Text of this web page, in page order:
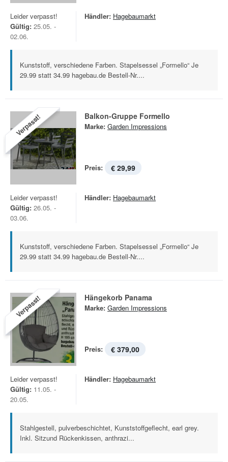
Leider verpasst!
Gültig: 25.05. -
02.06.
Händler: Hagebaumarkt
Kunststoff, verschiedene Farben. Stapelsessel „Formello“ Je
29.99 statt 34.99 hagebau.de Bestell-Nr....
Verpasst! Balkon-Gruppe Formello
Marke: Garden Impressions
Preis: € 29,99
Leider verpasst!
Gültig: 26.05. -
03.06.
Händler: Hagebaumarkt
Kunststoff, verschiedene Farben. Stapelsessel „Formello“ Je
29.99 statt 34.99 hagebau.de Bestell-Nr....
Verpasst! Hängekorb Panama
Marke: Garden Impressions
Preis: € 379,00
Leider verpasst!
Gültig: 11.05. -
20.05.
Händler: Hagebaumarkt
Stahlgestell, pulverbeschichtet, Kunststoffgeflecht, earl grey.
Inkl. Sitzund Rückenkissen, anthrazi...